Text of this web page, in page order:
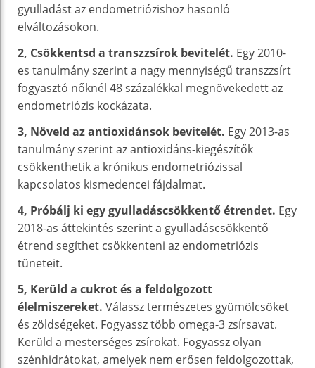
gyulladást az endometriózishoz hasonló
elváltozásokon.
2, Csökkentsd a transzzsírok bevitelét. Egy 2010-
es tanulmány szerint a nagy mennyiségű transzzsírt
fogyasztó nőknél 48 százalékkal megnövekedett az
endometriózis kockázata.
3, Növeld az antioxidánsok bevitelét. Egy 2013-as
tanulmány szerint az antioxidáns-kiegészítők
csökkenthetik a krónikus endometriózissal
kapcsolatos kismedencei fájdalmat.
4, Próbálj ki egy gyulladáscsökkentő étrendet. Egy
2018-as áttekintés szerint a gyulladáscsökkentő
étrend segíthet csökkenteni az endometriózis
tüneteit.
5, Kerüld a cukrot és a feldolgozott
élelmiszereket. Válassz természetes gyümölcsöket
és zöldségeket. Fogyassz több omega-3 zsírsavat.
Kerüld a mesterséges zsírokat. Fogyassz olyan
szénhidrátokat, amelyek nem erősen feldolgozottak,